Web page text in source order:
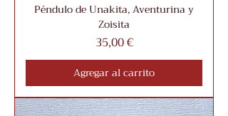
Péndulo de Unakita, Aventurina y
Zoisita
Precio
35,00 €
Agregar al carrito